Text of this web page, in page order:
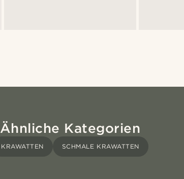
Ähnliche Kategorien
KRAWATTEN SCHMALE KRAWATTEN